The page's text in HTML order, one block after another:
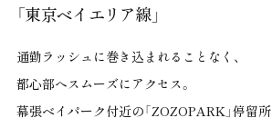
「東京ベイエリア線」
通勤ラッシュに巻き込まれることなく、
都心部へスムーズにアクセス。
幕張ベイパーク付近の「ZOZOPARK」停留所